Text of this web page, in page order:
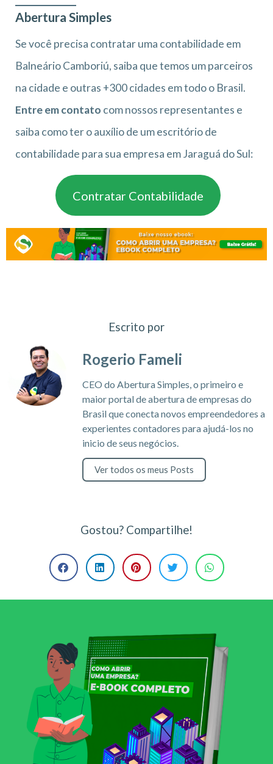
Abertura Simples
Se você precisa contratar uma contabilidade em
Balneário Camboriú, saiba que temos um parceiros
na cidade e outras +300 cidades em todo o Brasil.
Entre em contato com nossos representantes e
saiba como ter o auxílio de um escritório de
contabilidade para sua empresa em Jaraguá do Sul:
Contratar Contabilidade
Escrito por
Rogerio Fameli
CEO do Abertura Simples, o primeiro e
maior portal de abertura de empresas do
Brasil que conecta novos empreendedores a
experientes contadores para ajudá-los no
inicio de seus negócios.
Ver todos os meus Posts
Gostou? Compartilhe!